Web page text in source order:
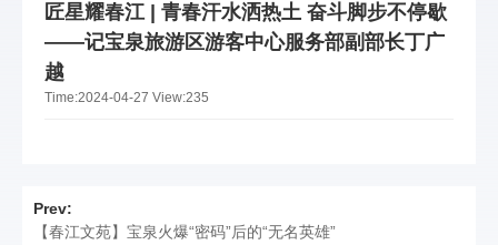
匠星耀春江 | 青春汗水洒热土 奋斗脚步不停歇
——记宝泉旅游区游客中心服务部副部长丁广
越
Time:2024-04-27 View:235
Prev:
【春江文苑】宝泉火爆“密码”后的“无名英雄”